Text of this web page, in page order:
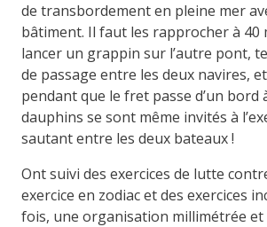
de transbordement en pleine mer
bâtiment. Il faut les rapprocher à 40
lancer un grappin sur l’autre pont,
de passage entre les deux navires,
pendant que le fret passe d’un bord
dauphins se sont même invités à
sautant entre les deux bateaux !
Ont suivi des exercices de lutte
exercice en zodiac et des exercices
fois, une organisation millimétrée